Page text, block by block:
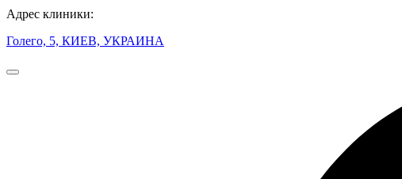
Адрес клиники:
Голего, 5, КИЕВ, УКРАИНА